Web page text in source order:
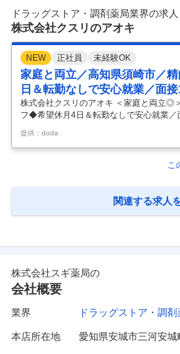
ずれか、または複数の業務をお任せしま
全体の会計方針やその他重要な方針の取
メント ◎税…
ドラッグストア・調剤薬局業界の求人
株式会社クスリのアオキ
NEW 正社員 未経験OK
家庭と両立／高知県須崎市／
日＆転勤なしで安心就業／面接
株式会社クスリのアオキ ＜家庭と両立◎
フ◆希望休月4日＆転勤なしで安心就業／
と両立◎＞【高知県須崎市】精肉スタッ
安心就業／面接1回 【具体的な仕事内容
地安定／シフト制でも希望休でしっかり
可能！～ ■職務内容 ドラッグストア内の
働けるよう、 簡単な業務から段階的にス
体的な業務内容 まずは以下の業務からお
提供：doda
こ
関連する求人
株式会社スギ薬局の
会社概要
業界 ドラッグストア・調剤
本店所在地 愛知県安城市三河安城